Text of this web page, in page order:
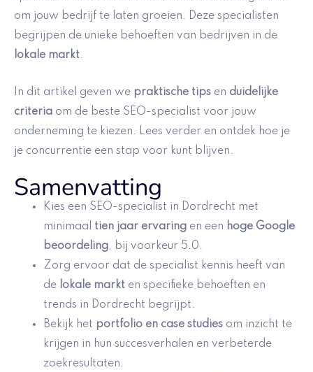
om jouw bedrijf te laten groeien. Deze specialisten
begrijpen de unieke behoeften van bedrijven in de
lokale markt.
In dit artikel geven we praktische tips en duidelijke
criteria om de beste SEO-specialist voor jouw
onderneming te kiezen. Lees verder en ontdek hoe je
je concurrentie een stap voor kunt blijven.
Samenvatting
Kies een SEO-specialist in Dordrecht met
minimaal tien jaar ervaring en een hoge Google
beoordeling, bij voorkeur 5.0.
Zorg ervoor dat de specialist kennis heeft van
de lokale markt en specifieke behoeften en
trends in Dordrecht begrijpt.
Bekijk het portfolio en case studies om inzicht te
krijgen in hun succesverhalen en verbeterde
zoekresultaten.